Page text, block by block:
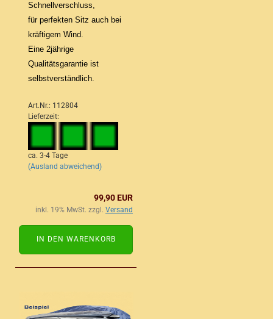
Schnellverschluss,
für perfekten Sitz auch bei
kräftigem Wind.
Eine 2jährige
Qualitätsgarantie ist
selbstverständlich.
Art.Nr.: 112804
Lieferzeit:
ca. 3-4 Tage
(Ausland abweichend)
99,90 EUR
inkl. 19% MwSt. zzgl. Versand
IN DEN WARENKORB